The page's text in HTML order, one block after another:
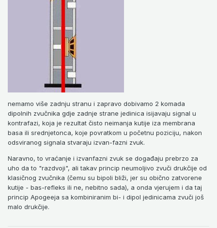
nemamo više zadnju stranu i zapravo dobivamo 2 komada
dipolnih zvučnika gdje zadnje strane jedinica isijavaju signal u
kontrafazi, koja je rezultat čisto neimanja kutije iza membrana
basa ili srednjetonca, koje povratkom u početnu poziciju, nakon
odsviranog signala stvaraju izvan-fazni zvuk.
Naravno, to vraćanje i izvanfazni zvuk se događaju prebrzo za
uho da to "razdvoji", ali takav princip neumoljivo zvuči drukčije od
klasičnog zvučnika (čemu su bipoli bliži, jer su obično zatvorene
kutije - bas-refleks ili ne, nebitno sada), a onda vjerujem i da taj
princip Apogeeja sa kombiniranim bi- i dipol jedinicama zvuči još
malo drukčije.